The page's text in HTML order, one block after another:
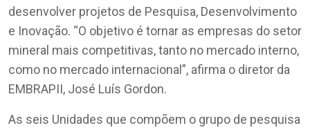
desenvolver projetos de Pesquisa, Desenvolvimento
e Inovação. “O objetivo é tornar as empresas do setor
mineral mais competitivas, tanto no mercado interno,
como no mercado internacional”, afirma o diretor da
EMBRAPII, José Luís Gordon.
As seis Unidades que compõem o grupo de pesquisa